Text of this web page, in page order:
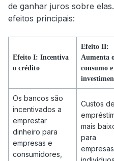
de ganhar juros sobre
efeitos principais:
Efeito I: Incentiva
o crédito
Efeito II:
Aumenta
consumo
Os bancos são
incentivados a
emprestar
dinheiro para
empresas e
consumidores,
Custos de
mais
para